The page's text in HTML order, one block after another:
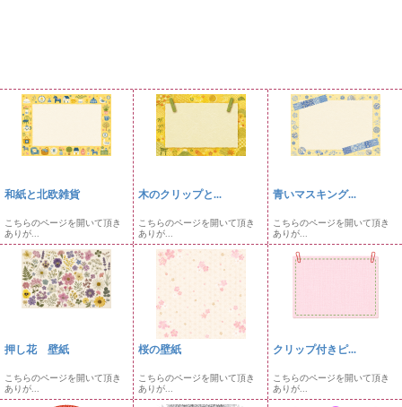
和紙と北欧雑貨
こちらのページを開いて頂き
ありが...
木のクリップと...
こちらのページを開いて頂き
ありが...
青いマスキング...
こちらのページを開いて頂き
ありが...
押し花 壁紙
こちらのページを開いて頂き
ありが...
桜の壁紙
こちらのページを開いて頂き
ありが...
クリップ付きピ...
こちらのページを開いて頂き
ありが...